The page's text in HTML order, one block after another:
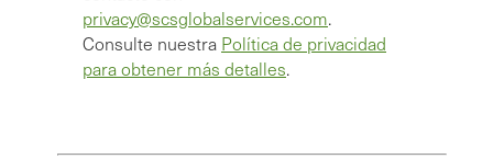
privacy@scsglobalservices.com.
Consulte nuestra Política de privacidad
para obtener más detalles.